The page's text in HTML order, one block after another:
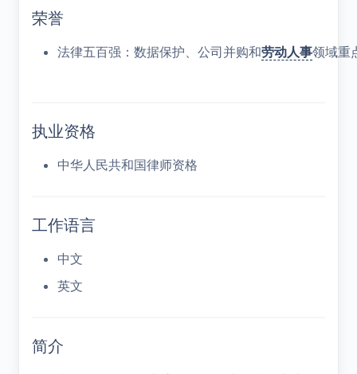
荣誉
法律五百强：数据保护、公司并购和劳动人事领域重
执业资格
中华人民共和国律师资格
工作语言
中文
英文
简介